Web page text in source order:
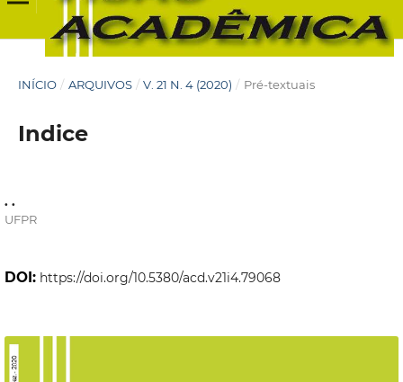
INÍCIO / ARQUIVOS / V. 21 N. 4 (2020) / Pré-textuais
Indice
. .
UFPR
DOI: https://doi.org/10.5380/acd.v21i4.79068